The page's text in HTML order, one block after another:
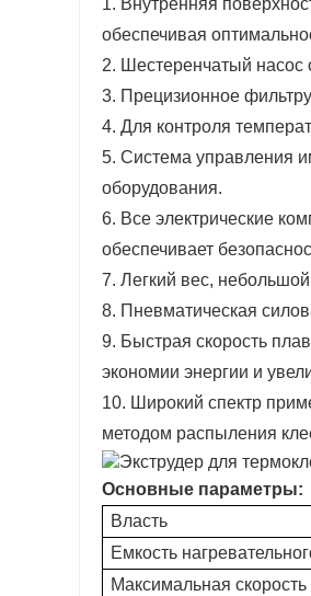
1. Внутренняя
обеспечивая
2. Шестеренчатый насос
3. Прецизионное
4. Для контроля
5. Система управления
оборудования.
6. Все электрические
обеспечивает
7. Легкий вес,
8. Пневматическая
9. Быстрая скорость
экономии энергии и
10. Широкий спектр
методом распыления
Основные параметры:
Власть
Емкость
Максимальная